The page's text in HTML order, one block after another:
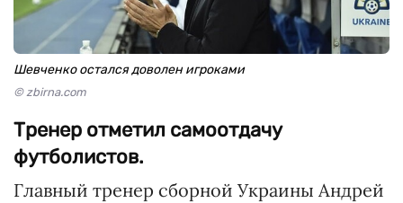
Шевченко остался доволен игроками
© zbirna.com
Тренер отметил самоотдачу
футболистов.
Главный тренер сборной Украины Андрей